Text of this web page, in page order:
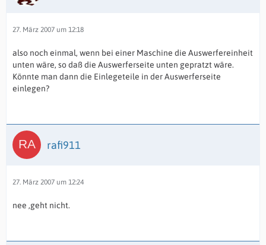
27. März 2007 um 12:18
also noch einmal, wenn bei einer Maschine die Auswerfereinheit
unten wäre, so daß die Auswerferseite unten gepratzt wäre.
Könnte man dann die Einlegeteile in der Auswerferseite
einlegen?
rafi911
27. März 2007 um 12:24
nee ,geht nicht.